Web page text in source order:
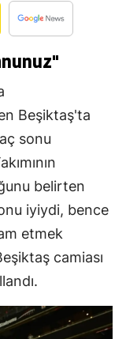
Beşiktaş'ta
sonu
belirten
iyiydi, bence
etmek
camiası